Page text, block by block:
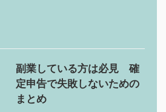
副業している方は必見 確
定申告で失敗しないための
まとめ